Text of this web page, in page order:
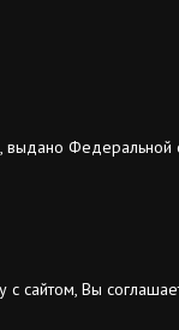
Федеральной
с сайтом, Вы